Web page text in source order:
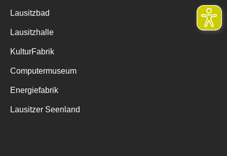
Lausitzbad
Lausitzhalle
KulturFabrik
Computermuseum
Energiefabrik
Lausitzer Seenland